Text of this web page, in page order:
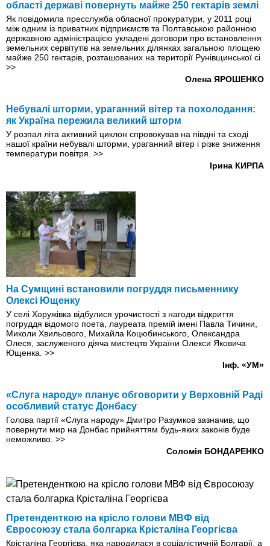
області державі повернуть майже 250 гектарів землі
Як повідомила пресслужба обласної прокуратури, у 2011 році
між одним iз приватних підприємств та Полтавською районною
державною адміністрацією укладені договори про встановлення
земельних сервітутів на земельних ділянках загальною площею
майже 250 гектарів, розташованих на території Рунівщинської сі
>>
Олена ЯРОШЕНКО
Небувалі шторми, ураганний вітер та похолодання:
як Україна пережила великий шторм
У розпал літа активний циклон спровокував на півдні та сході
нашої країни небувалі шторми, ураганний вітер i різке зниження
температури повітря. >>
Ірина КИРПА
На Сумщині встановили погруддя письменнику
Олексі Ющенку
У селі Хоружівка відбулися урочистості з нагоди відкриття
погруддя відомого поета, лауреата премій імені Павла Тичини,
Миколи Хвильового, Михайла Коцюбинського, Олександра
Олеся, заслуженого діяча мистецтв України Олекси Яковича
Ющенка. >>
Інф. «УМ»
«Слуга народу» планує обговорити у Верховній Раді
особливий статус Донбасу
Голова партії «Слуга народу» Дмитро Разумков зазначив, що
повернути мир на Донбас прийняттям будь-яких законів буде
неможливо. >>
Соломiя БОНДАРЕНКО
Претенденткою на крісло голови МВФ від
Євросоюзу стала болгарка Крісталіна Георгiєва
Крісталіна Георгiєва, яка народилася в соціалістичній Болгарії, а